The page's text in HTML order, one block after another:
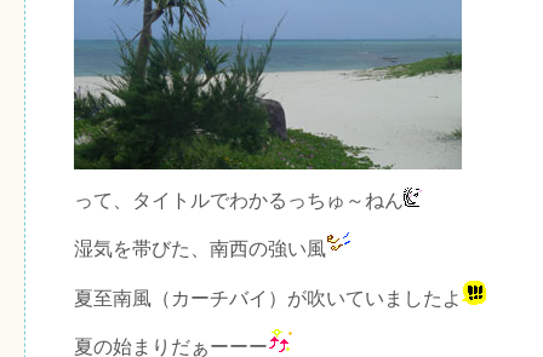
って、タイトルでわかるっちゅ～ねん
湿気を帯びた、南西の強い風
夏至南風（カーチバイ）が吹いていましたよ
夏の始まりだぁーーー